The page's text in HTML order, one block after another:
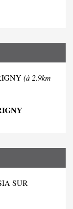
(à 2.9km
SUR